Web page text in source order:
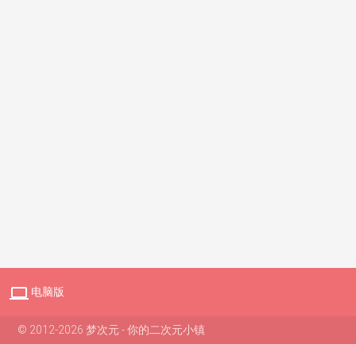
 电脑版
© 2012-2026 梦次元 - 你的二次元小镇